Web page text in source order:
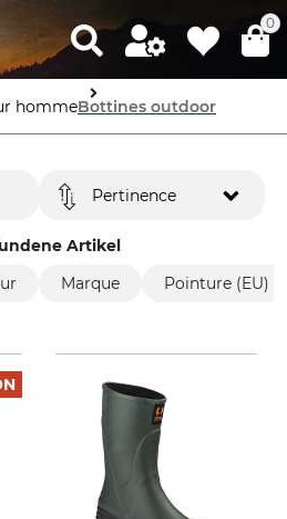
0
hommeBottines outdoor
Artikel
Pertinence
Marque Pointure (EU)